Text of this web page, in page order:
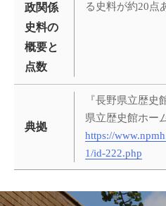
政関係
史料の
概要と
点数
る史料が約20点
典拠
『長野県立歴史
県立歴史館ホー
https://
1/id-222.php